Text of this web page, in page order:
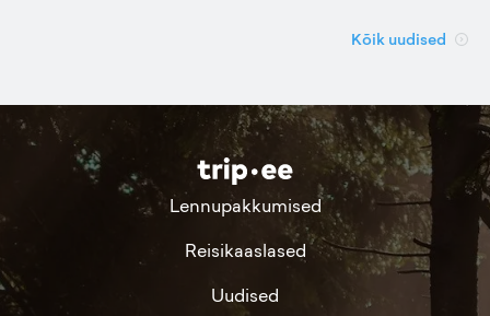
Kõik uudised
Lennupakkumised
Reisikaaslased
Uudised